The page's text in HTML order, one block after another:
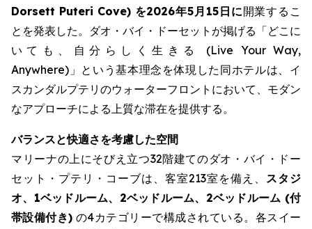
Dorsett Puteri Cove) を2026年5月15日に開業するこ
とを発表した。ダオ・バイ・ドーセットが掲げる「どこに
いても、自分らしく生きる (Live Your Way,
Anywhere)」という基本理念を体現した同ホテルは、イ
スカンダルプテリのウォーターフロントにおいて、モダン
なアプローチによる上質な滞在を提供する。
バランスと快適さを考慮した空間
マリーナの上にそびえ立つ32階建てのダオ・バイ・ドー
セット・プテリ・コーブは、客室213室を備え、 スタジ
オ、1ベッドルーム、2ベッドルーム、2ベッドルーム (付
帯設備付き) の4カテゴリーで構成されている。各スイー